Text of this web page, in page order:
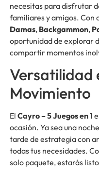
necesitas para disfrutar
familiares y amigos. Con
Damas, Backgammon,
oportunidad de explorar
compartir momentos
Versatilidad
Movimiento
El Cayro – 5 Juegos en 1
ocasión. Ya sea una
tarde de estrategia con
todas tus necesidades.
solo paquete, estarás